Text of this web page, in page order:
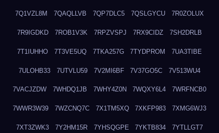
7Q1VZL8M 7QAQLLVB 7QP7DLC5 7QSLGYCU 7R0ZOLUX
7R9IGDKD 7ROB1V3K 7RPZVSPJ 7RX9CIDZ 7SH2DRLB
7T1IUHHO 7T3VE5UQ 7TKA257G 7TYDPROM 7UA3TIBE
7ULOHB33 7UTVLU59 7V2MI6BF 7V37GO5C 7V513WU4
7VACJZDW 7WHDQ1JB 7WHY4Z0N 7WQXY6L4 7WRFNCB0
7WWR3W39 7WZCNQ7C 7X1TM5XQ 7XKFP983 7XMG6WJ3
7XT3ZWK3 7Y2HM15R 7YHSQGPE 7YKTB834 7YTLLGT7